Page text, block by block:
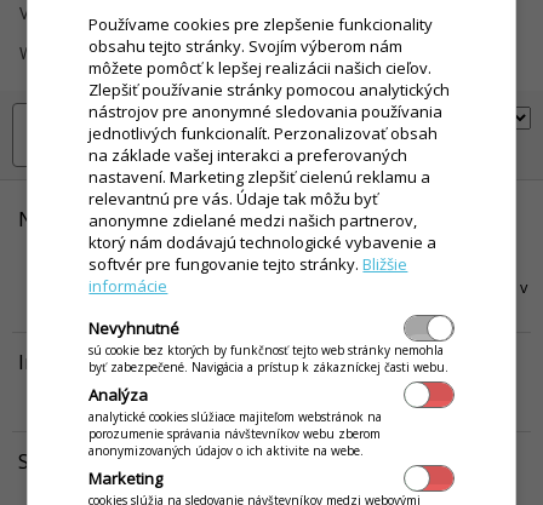
Videokurzy
Wolt Market / Foodora
Zľavy a Kredity
Nákup tovaru, skladový príjem - import príjemky
V tomto návode sa dozviete informácie, ako je možné importovať
skladovú príjemku na základe podkladov od dodávateľa, ako aj
postup ako správne tieto karty previzať s položkami, ktoré máte už v
Import kariet v iKelp Pokladňa
Popis parametrov skladovej karty, ktoré je možné importovať do
aplikácie iKelp Pokladňa.
Sklad - export pohybov
V tomto návode sa dozviete, čo znamenajú jednotlivé stĺpce v
Používame cookies pre zlepšenie funkcionality
obsahu tejto stránky. Svojím výberom nám
môžete pomôcť k lepšej realizácii našich cieľov.
Zlepšiť používanie stránky pomocou analytických
nástrojov pre anonymné sledovania používania
jednotlivých funkcionalít. Perzonalizovať obsah
na základe vašej interakci a preferovaných
nastavení. Marketing zlepšiť cielenú reklamu a
relevantnú pre vás. Údaje tak môžu byť
anonymne zdielané medzi našich partnerov,
ktorý nám dodávajú technologické vybavenie a
softvér pre fungovanie tejto stránky.Bližšie
informácie
Nevyhnutné
sú cookie bez ktorých by funkčnosť tejto web stránky nemohla
byť zabezpečené. Navigácia a prístup k zákazníckej časti webu.
Analýza
analytické cookies slúžiace majiteľom webstránok na
porozumenie správania návštevníkov webu zberom
anonymizovaných údajov o ich aktivite na webe.
Marketing
cookies slúžia na sledovanie návštevníkov medzi webovými